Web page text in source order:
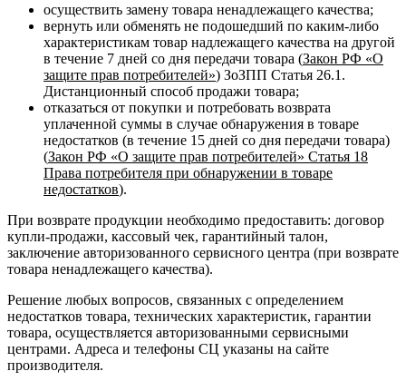
осуществить замену товара ненадлежащего качества;
вернуть или обменять не подошедший по каким-либо
характеристикам товар надлежащего качества на другой
в течение 7 дней со дня передачи товара (Закон РФ «О
защите прав потребителей») ЗоЗПП Статья 26.1.
Дистанционный способ продажи товара;
отказаться от покупки и потребовать возврата
уплаченной суммы в случае обнаружения в товаре
недостатков (в течение 15 дней со дня передачи товара)
(Закон РФ «О защите прав потребителей» Статья 18
Права потребителя при обнаружении в товаре
недостатков).
При возврате продукции необходимо предоставить: договор
купли-продажи, кассовый чек, гарантийный талон,
заключение авторизованного сервисного центра (при возврате
товара ненадлежащего качества).
Решение любых вопросов, связанных с определением
недостатков товара, технических характеристик, гарантии
товара, осуществляется авторизованными сервисными
центрами. Адреса и телефоны СЦ указаны на сайте
производителя.